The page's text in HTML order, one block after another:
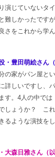
演じていないタ
難しかったです
さをこれから学
・豊田萌絵さん（
の家がパン屋と
詳しいですし、
す。4人の中では
しょうか？ こ
るような演技を
大森日雅さん（以